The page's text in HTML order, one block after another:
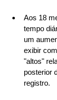
Aos 18
tempo
um
exibir
"altos"
posterior
registro.